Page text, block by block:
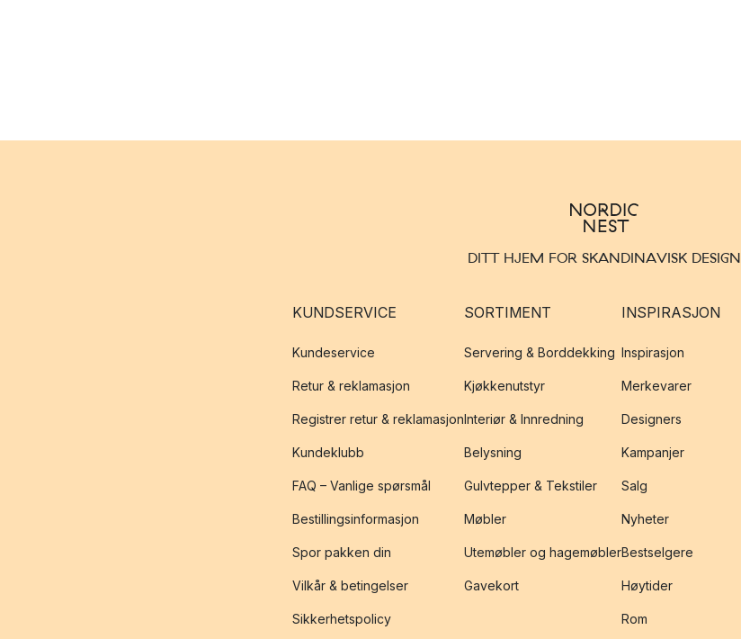
DITT HJEM FOR SKANDINAVISK DESIGN
KUNDSERVICE
Kundeservice
Retur & reklamasjon
Registrer retur & reklamasjon
Kundeklubb
FAQ – Vanlige spørsmål
Bestillingsinformasjon
Spor pakken din
Vilkår & betingelser
Sikkerhetspolicy
SORTIMENT
Servering & Borddekking
Kjøkkenutstyr
Interiør & Innredning
Belysning
Gulvtepper & Tekstiler
Møbler
Utemøbler og hagemøbler
Gavekort
INSPIRASJON
Inspirasjon
Merkevarer
Designers
Kampanjer
Salg
Nyheter
Bestselgere
Høytider
Rom